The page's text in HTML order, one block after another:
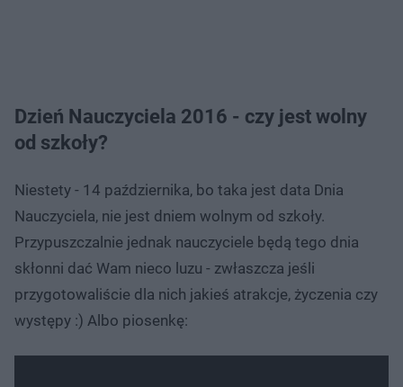
Dzień Nauczyciela 2016 - czy jest wolny
od szkoły?
Niestety - 14 października, bo taka jest data Dnia
Nauczyciela, nie jest dniem wolnym od szkoły.
Przypuszczalnie jednak nauczyciele będą tego dnia
skłonni dać Wam nieco luzu - zwłaszcza jeśli
przygotowaliście dla nich jakieś atrakcje, życzenia czy
występy :) Albo piosenkę: